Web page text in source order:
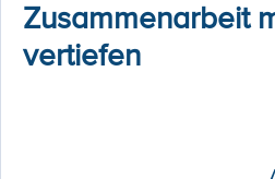
Zusammenarbeit
vertiefen